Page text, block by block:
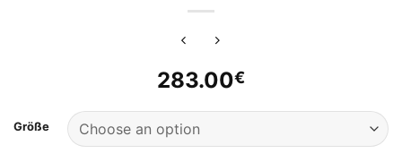
283.00€
Größe